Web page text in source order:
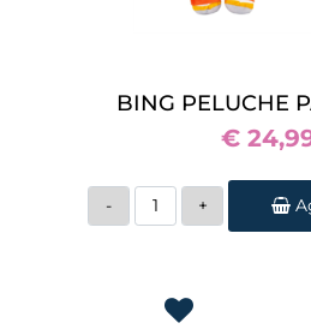
BING PELUCHE
€
Quantità